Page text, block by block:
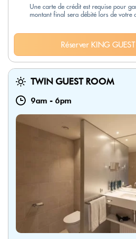
Une carte de crédit est requise pour
montant final sera débité lors de votre
Réserver KING
TWIN GUEST ROOM
9am - 6pm